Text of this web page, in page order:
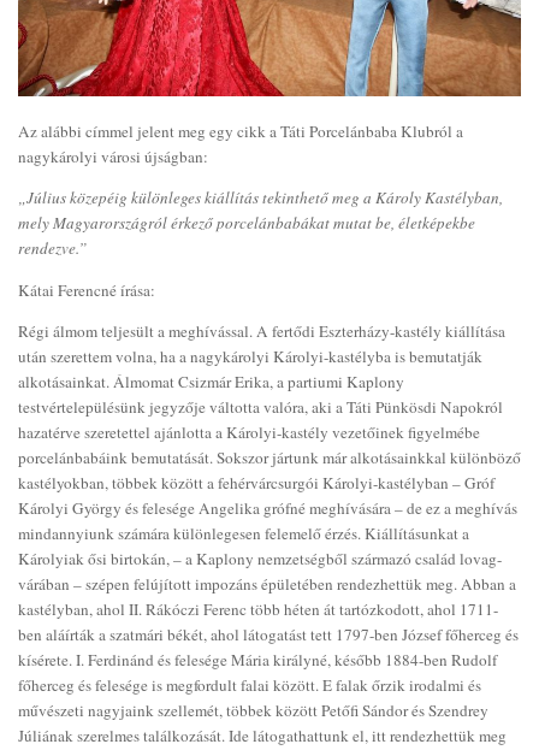
Az alábbi címmel jelent meg egy cikk a Táti Porcelánbaba Klubról a
nagykárolyi városi újságban:
„Július közepéig különleges kiállítás tekinthető meg a Károly Kastélyban,
mely Magyarországról érkező porcelánbabákat mutat be, életképekbe
rendezve.”
Kátai Ferencné írása:
Régi álmom teljesült a meghívással. A fertődi Eszterházy-kastély kiállítása
után szerettem volna, ha a nagykárolyi Károlyi-kastélyba is bemutatják
alkotásainkat. Álmomat Csizmár Erika, a partiumi Kaplony
testvértelepülésünk jegyzője váltotta valóra, aki a Táti Pünkösdi Napokról
hazatérve szeretettel ajánlotta a Károlyi-kastély vezetőinek figyelmébe
porcelánbabáink bemutatását. Sokszor jártunk már alkotásainkkal különböző
kastélyokban, többek között a fehérvárcsurgói Károlyi-kastélyban – Gróf
Károlyi György és felesége Angelika grófné meghívására – de ez a meghívás
mindannyiunk számára különlegesen felemelő érzés. Kiállításunkat a
Károlyiak ősi birtokán, – a Kaplony nemzetségből származó család lovag-
várában – szépen felújított impozáns épületében rendezhettük meg. Abban a
kastélyban, ahol II. Rákóczi Ferenc több héten át tartózkodott, ahol 1711-
ben aláírták a szatmári békét, ahol látogatást tett 1797-ben József főherceg és
kísérete. I. Ferdinánd és felesége Mária királyné, később 1884-ben Rudolf
főherceg és felesége is megfordult falai között. E falak őrzik irodalmi és
művészeti nagyjaink szellemét, többek között Petőfi Sándor és Szendrey
Júliának szerelmes találkozását. Ide látogathattunk el, itt rendezhettük meg